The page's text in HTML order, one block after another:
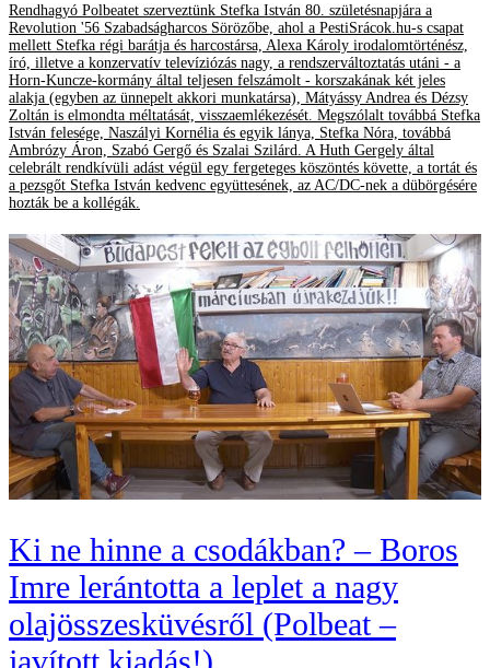
Rendhagyó Polbeatet szerveztünk Stefka István 80. születésnapjára a
Revolution '56 Szabadságharcos Sörözőbe, ahol a PestiSrácok.hu-s csapat
mellett Stefka régi barátja és harcostársa, Alexa Károly irodalomtörténész,
író, illetve a konzervatív televíziózás nagy, a rendszerváltoztatás utáni - a
Horn-Kuncze-kormány által teljesen felszámolt - korszakának két jeles
alakja (egyben az ünnepelt akkori munkatársa), Mátyássy Andrea és Dézsy
Zoltán is elmondta méltatását, visszaemlékezését. Megszólalt továbbá Stefka
István felesége, Naszályi Kornélia és egyik lánya, Stefka Nóra, továbbá
Ambrózy Áron, Szabó Gergő és Szalai Szilárd. A Huth Gergely által
celebrált rendkívüli adást végül egy fergeteges köszöntés követte, a tortát és
a pezsgőt Stefka István kedvenc együttesének, az AC/DC-nek a dübörgésére
hozták be a kollégák.
Ki ne hinne a csodákban? – Boros
Imre lerántotta a leplet a nagy
olajösszesküvésről (Polbeat –